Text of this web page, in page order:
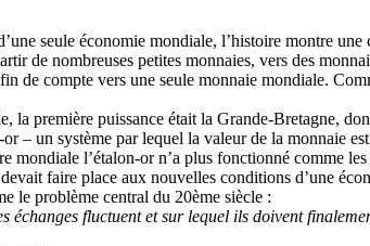
seule économie mondiale, l’histoire montre une
de nombreuses petites monnaies, vers des
de compte vers une seule monnaie mondiale.
la première puissance était la Grande-Bretagne,
– un système par lequel la valeur de la monnaie
mondiale l’étalon-or n’a plus fonctionné comme
faire place aux nouvelles conditions d’une
le problème central du 20ème siècle :
échanges fluctuentet sur lequel ils doiventfin